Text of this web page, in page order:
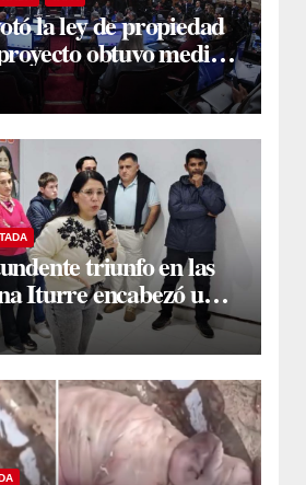
la ley de propiedad
obtuvo media
triunfo en las
Iturre encabezó un
vecinos y dirigentes